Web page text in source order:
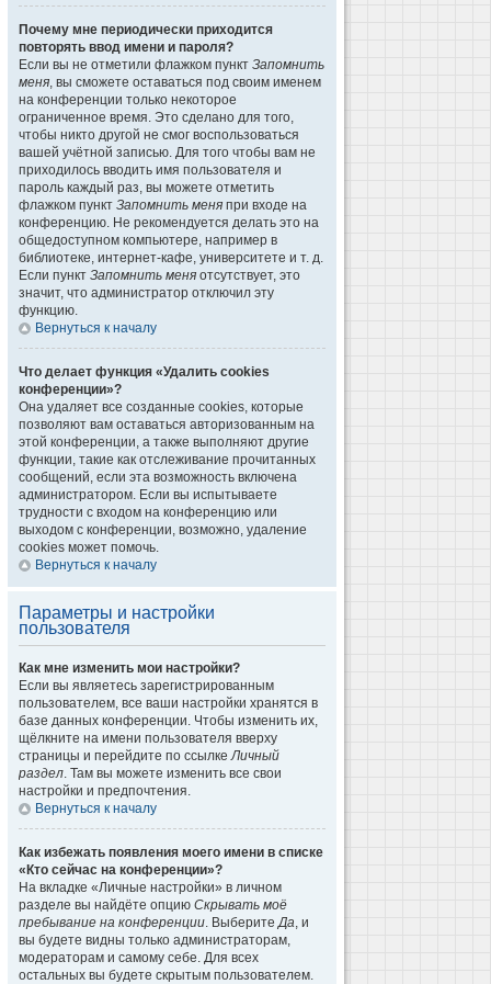
Почему мне периодически приходится
повторять ввод имени и пароля?
Если вы не отметили флажком пункт Запомнить
меня, вы сможете оставаться под своим именем
на конференции только некоторое
ограниченное время. Это сделано для того,
чтобы никто другой не смог воспользоваться
вашей учётной записью. Для того чтобы вам не
приходилось вводить имя пользователя и
пароль каждый раз, вы можете отметить
флажком пункт Запомнить меня при входе на
конференцию. Не рекомендуется делать это на
общедоступном компьютере, например в
библиотеке, интернет-кафе, университете и т. д.
Если пункт Запомнить меня отсутствует, это
значит, что администратор отключил эту
функцию.
Вернуться к началу
Что делает функция «Удалить cookies
конференции»?
Она удаляет все созданные cookies, которые
позволяют вам оставаться авторизованным на
этой конференции, а также выполняют другие
функции, такие как отслеживание прочитанных
сообщений, если эта возможность включена
администратором. Если вы испытываете
трудности с входом на конференцию или
выходом с конференции, возможно, удаление
cookies может помочь.
Вернуться к началу
Параметры и настройки
пользователя
Как мне изменить мои настройки?
Если вы являетесь зарегистрированным
пользователем, все ваши настройки хранятся в
базе данных конференции. Чтобы изменить их,
щёлкните на имени пользователя вверху
страницы и перейдите по ссылкеЛичный
раздел. Там вы можете изменить все свои
настройки и предпочтения.
Вернуться к началу
Как избежать появления моего имени в списке
«Кто сейчас на конференции»?
На вкладке «Личные настройки» в личном
разделе вы найдёте опцию Скрывать моё
пребывание на конференции. ВыберитеДа, и
вы будете видны только администраторам,
модераторам и самому себе. Для всех
остальных вы будете скрытым пользователем.